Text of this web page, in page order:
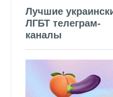
Лучшие
ЛГБТ телеграм-
каналы